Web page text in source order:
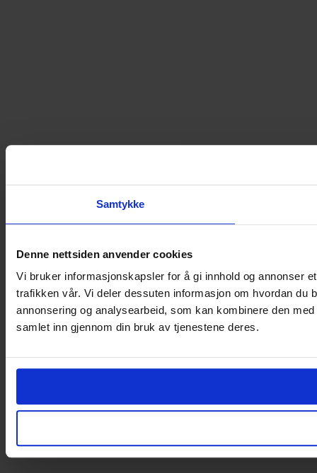
Samtykke
Denne nettsiden anvender cookies
Vi bruker informasjonskapsler for å gi innhold og annonser
trafikken vår. Vi deler dessuten informasjon om hvordan du
annonsering og analysearbeid, som kan kombinere den
samlet inn gjennom din bruk av tjenestene deres.